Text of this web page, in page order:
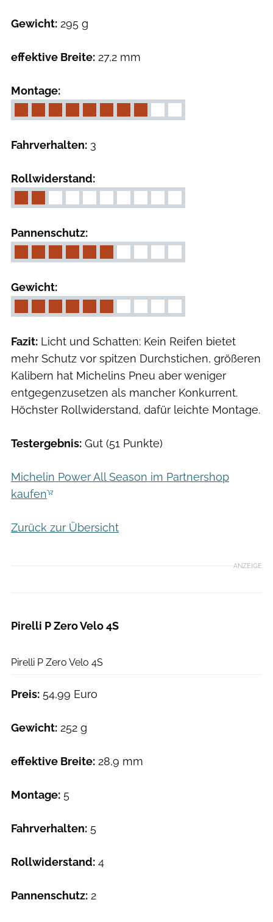
Gewicht: 295 g
effektive Breite: 27,2 mm
Montage:
Fahrverhalten: 3
Rollwiderstand:
Pannenschutz:
Gewicht:
Fazit: Licht und Schatten: Kein Reifen bietet
mehr Schutz vor spitzen Durchstichen, größeren
Kalibern hat Michelins Pneu aber weniger
entgegenzusetzen als mancher Konkurrent.
Höchster Rollwiderstand, dafür leichte Montage.
Testergebnis: Gut (51 Punkte)
Michelin Power All Season im Partnershop
kaufen
Zurück zur Übersicht
ANZEIGE
Pirelli P Zero Velo 4S
Pirelli P Zero Velo 4S
Preis: 54,99 Euro
Gewicht: 252 g
effektive Breite: 28,9 mm
Montage: 5
Fahrverhalten: 5
Rollwiderstand: 4
Pannenschutz: 2